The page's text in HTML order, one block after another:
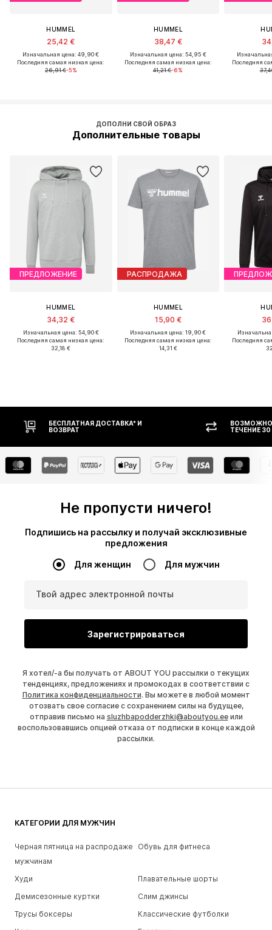
HUMMEL
25,42 €
Изначальная цена: 49,90 €
Последняя самая низкая цена:
26,91 €-5%
HUMMEL
38,47 €
Изначальная цена: 54,95 €
Последняя самая низкая цена:
41,21 €-6%
Последняя
ДОПОЛНИ СВОЙ ОБРАЗ
Дополнительные товары
ПРЕДЛОЖЕНИЕ
HUMMEL
34,32 €
Изначальная цена: 54,90 €
Последняя самая низкая цена:
32,18 €
РАСПРОДАЖА
HUMMEL
15,90 €
Изначальная цена: 19,90 €
Последняя самая низкая цена:
14,31 €
Последняя
ВОЗМОЖНОСТЬ ВОЗВРАТА В
ТЕЧЕНИЕ 30 ДНЕЙ
Не пропусти ничего!
Подпишись на рассылку и получай эксклюзивные
предложения
Для женщин Для мужчин
Твой адрес электронной почты
Зарегистрироваться
Я хотел/-а бы получать от ABOUT YOU рассылки о текущих
тенденциях, предложениях и промокодах в соответствии с
Политика конфиденциальности. Вы можете в любой момент
отозвать свое согласие с сохранением силы на будущее,
отправив письмо на sluzhbapodderzhki@aboutyou.eeили
воспользовавшись опцией отказа от подписки в конце каждой
рассылки.
КАТЕГОРИИ ДЛЯ МУЖЧИН
Черная пятница на распродаже
мужчинам
Обувь для фитнеса
Худи
Плавательные шорты
Демисезонные куртки
Слим джинсы
Трусы боксеры
Классические футболки